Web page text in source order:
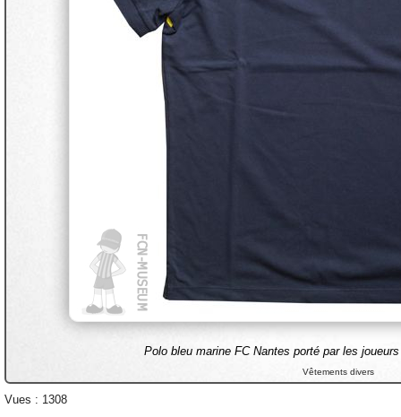
Polo bleu marine FC Nantes porté par les
Vêtements divers
Vues : 1308